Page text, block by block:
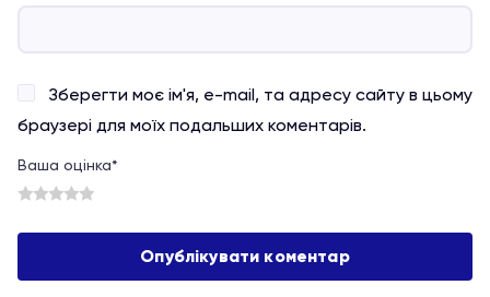
Зберегти моє ім'я, e-mail, та адресу сайту в цьому
браузері для моїх подальших коментарів.
Ваша оцінка*
4
3
2
1